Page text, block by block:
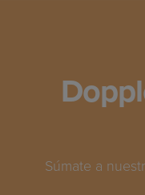
Súmate a